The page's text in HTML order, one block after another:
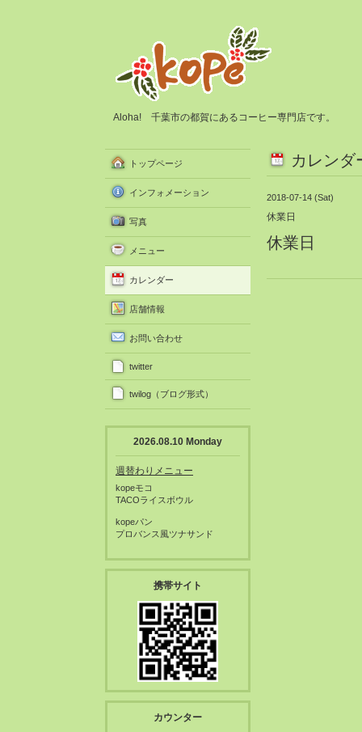
Aloha! 千葉市の都賀にあるコーヒー専門店です。
カレンダ
2018-07-14 (Sat)
休業日
休業日
トップページ
インフォメーション
写真
メニュー
カレンダー
店舗情報
お問い合わせ
twitter
twilog（ブログ形式）
2026.08.10 Monday
週替わりメニュー
kopeモコ
TACOライスボウル
kopeパン
プロバンス風ツナサンド
携帯サイト
カウンター